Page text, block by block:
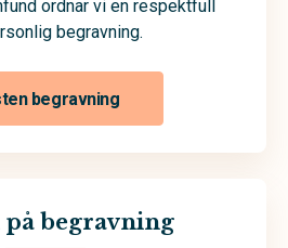
ordnar vi en respektfull
begravning.
begravning
på begravning